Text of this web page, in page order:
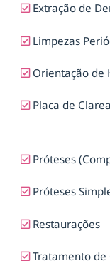
Extração de
Limpezas
Orientação de
Placa de
Próteses
Próteses
Restaurações
Tratamento de